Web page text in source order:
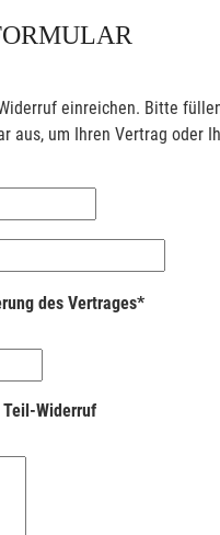
einreichen. Bitte
aus, um Ihren Vertrag oder
des Vertrages*
Widerruf